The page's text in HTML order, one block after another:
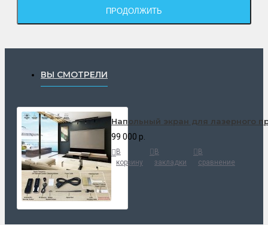
ПРОДОЛЖИТЬ
ВЫ СМОТРЕЛИ
Напольный экран для лазерного
99 000 р.
В
корзину
В
закладки
В
сравнение